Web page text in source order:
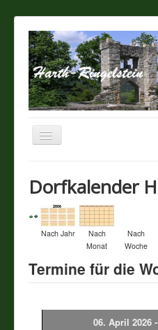
Navigation
Touristik /
Dorfkalender
Nach Jahr
Nach
Monat
Nach
Woche
Termine für die
06. April 2026